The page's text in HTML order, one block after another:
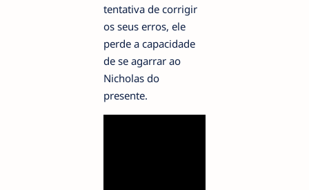
tentativa de corrigir
os seus erros, ele
perde a capacidade
de se agarrar ao
Nicholas do
presente.